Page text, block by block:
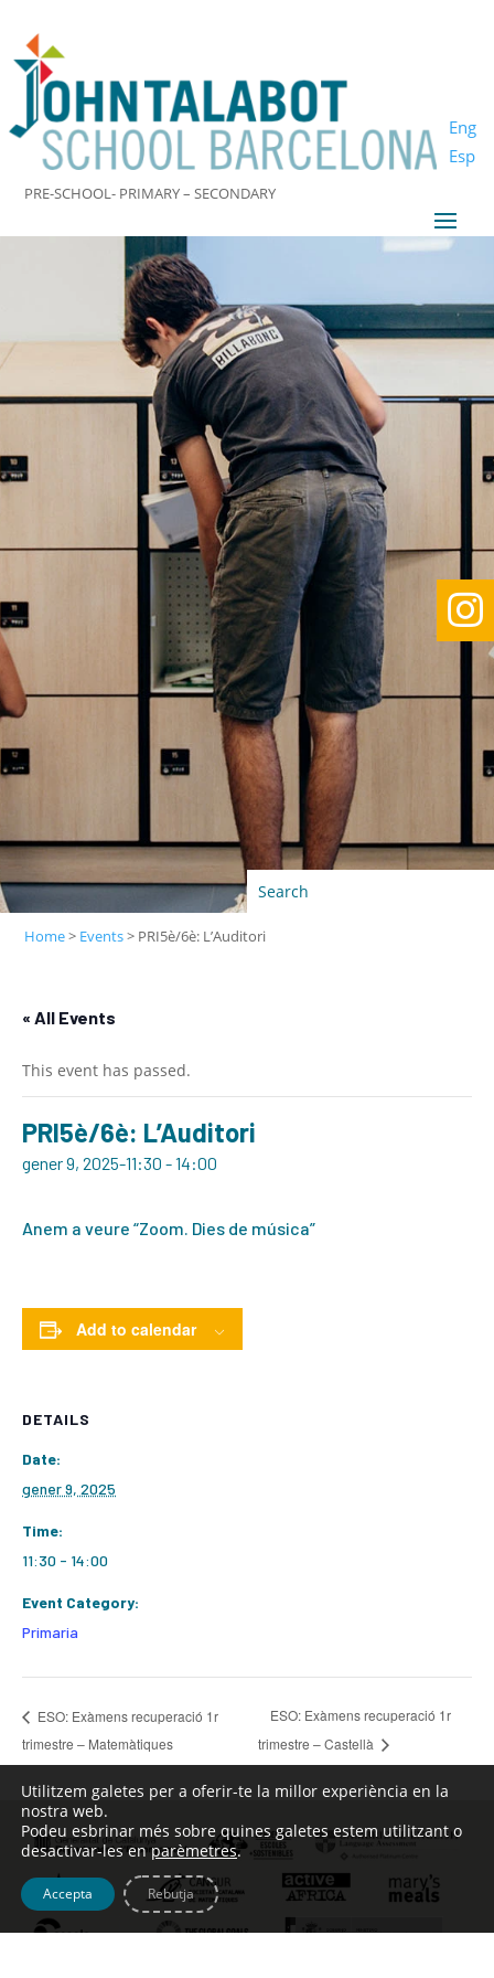
Eng
Esp
PRE-SCHOOL- PRIMARY – SECONDARY
Home> Events> PRI5è/6è: L’Auditori

« All Events
This event has passed.
PRI5è/6è: L’Auditori
gener 9, 2025-11:30 -14:00
Anem a veure “Zoom. Dies de música”
Add to calendar
DETAILS
Date:
gener 9, 2025
Time:
11:30 - 14:00
Event Category:
Primaria
ESO: Exàmens recuperació 1r
trimestre – Matemàtiques
ESO: Exàmens recuperació 1r
trimestre – Castellà
Utilitzem galetes per a oferir-te la millor experiència en la
nostra web.
Podeu esbrinar més sobre quines galetes estem utilitzant o
desactivar-les enparèmetres.
Accepta Rebutja